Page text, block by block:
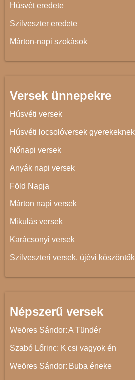
Húsvét eredete
Szilveszter eredete
Márton-napi szokások
Versek ünnepekre
Húsvéti versek
Húsvéti locsolóversek gyerekeknek
Nőnapi versek
Anyák napi versek
Föld Napja
Márton napi versek
Mikulás versek
Karácsonyi versek
Szilveszteri versek, újévi köszöntők
Népszerű versek
Weöres Sándor: A Tündér
Szabó Lőrinc: Kicsi vagyok én
Weöres Sándor: Buba éneke